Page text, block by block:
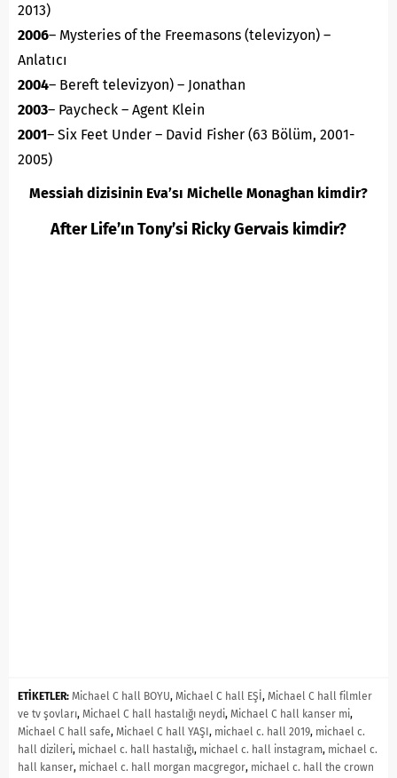
2013)
2006– Mysteries of the Freemasons (televizyon) –
Anlatıcı
2004– Bereft televizyon) – Jonathan
2003– Paycheck – Agent Klein
2001– Six Feet Under – David Fisher (63 Bölüm, 2001-
2005)
Messiah dizisinin Eva’sı Michelle Monaghan kimdir?
After Life’ın Tony’si Ricky Gervais kimdir?
ETİKETLER: Michael C hall BOYU, Michael C hall EŞİ, Michael C hall filmler
ve tv şovları, Michael C hall hastalığı neydi, Michael C hall kanser mi,
Michael C hall safe, Michael C hall YAŞI, michael c. hall 2019, michael c.
hall dizileri, michael c. hall hastalığı, michael c. hall instagram, michael c.
hall kanser, michael c. hall morgan macgregor, michael c. hall the crown